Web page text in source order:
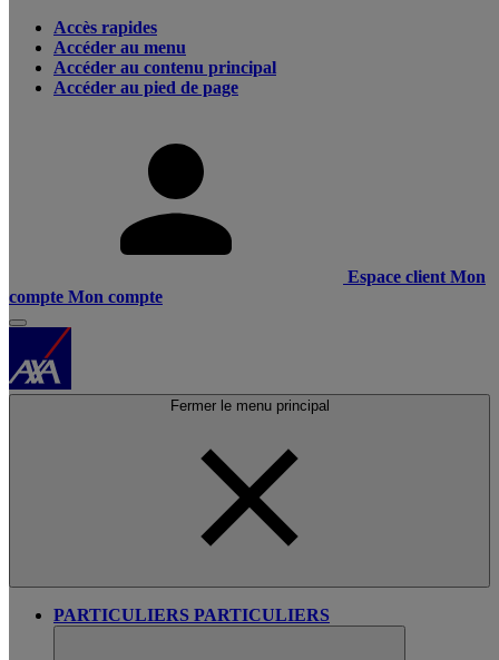
Accès rapides
Accéder au menu
Accéder au contenu principal
Accéder au pied de page
Espace client Mon
compte Mon compte
Fermer le menu principal
PARTICULIERS PARTICULIERS